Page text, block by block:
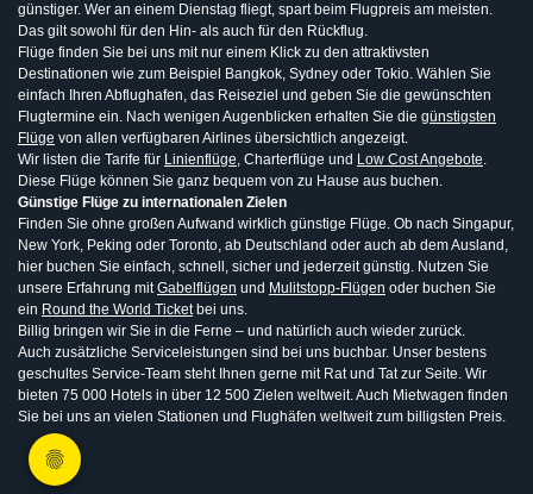
günstiger. Wer an einem Dienstag fliegt, spart beim Flugpreis am meisten.
Das gilt sowohl für den Hin- als auch für den Rückflug.
Flüge finden Sie bei uns mit nur einem Klick zu den attraktivsten
Destinationen wie zum Beispiel Bangkok, Sydney oder Tokio. Wählen Sie
einfach Ihren Abflughafen, das Reiseziel und geben Sie die gewünschten
Flugtermine ein. Nach wenigen Augenblicken erhalten Sie die günstigsten
Flüge von allen verfügbaren Airlines übersichtlich angezeigt.
Wir listen die Tarife für Linienflüge, Charterflüge und Low Cost Angebote.
Diese Flüge können Sie ganz bequem von zu Hause aus buchen.
Günstige Flüge zu internationalen Zielen
Finden Sie ohne großen Aufwand wirklich günstige Flüge. Ob nach Singapur,
New York, Peking oder Toronto, ab Deutschland oder auch ab dem Ausland,
hier buchen Sie einfach, schnell, sicher und jederzeit günstig. Nutzen Sie
unsere Erfahrung mitGabelflügen und Mulitstopp-Flügen oder buchen Sie
ein Round the World Ticketbei uns.
Billig bringen wir Sie in die Ferne – und natürlich auch wieder zurück.
Auch zusätzliche Serviceleistungen sind bei uns buchbar. Unser bestens
geschultes Service-Team steht Ihnen gerne mit Rat und Tat zur Seite. Wir
bieten 75 000 Hotels in über 12 500 Zielen weltweit. Auch Mietwagen finden
Sie bei uns an vielen Stationen und Flughäfen weltweit zum billigsten Preis.